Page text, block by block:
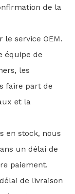
de la
le service OEM.
équipe de
les
faire part de
et la
en stock, nous
un délai de
paiement.
de livraison